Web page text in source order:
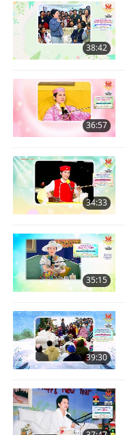
8
9
38:42
36:57
34:33
35:15
39:30